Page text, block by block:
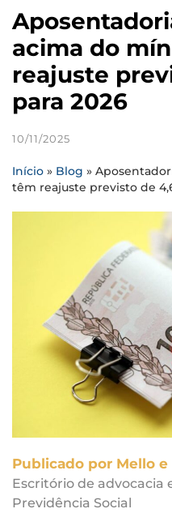
acima do
reajuste
para 2026
10/11/2025
Início » Blog »
têm reajuste previsto de
Publicado por Mello
Escritório de advocacia
Previdência Social